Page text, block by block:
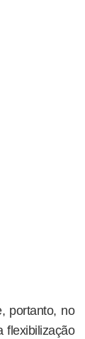
portanto, no
flexibilização